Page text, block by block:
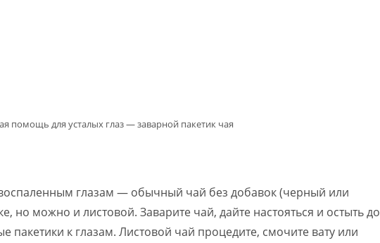
помощь для усталых глаз — заварной пакетик чая
глазам — обычный чай без добавок (черный или
но можно и листовой. Заварите чай, дайте настояться и остыть до
пакетики к глазам. Листовой чай процедите, смочите вату или